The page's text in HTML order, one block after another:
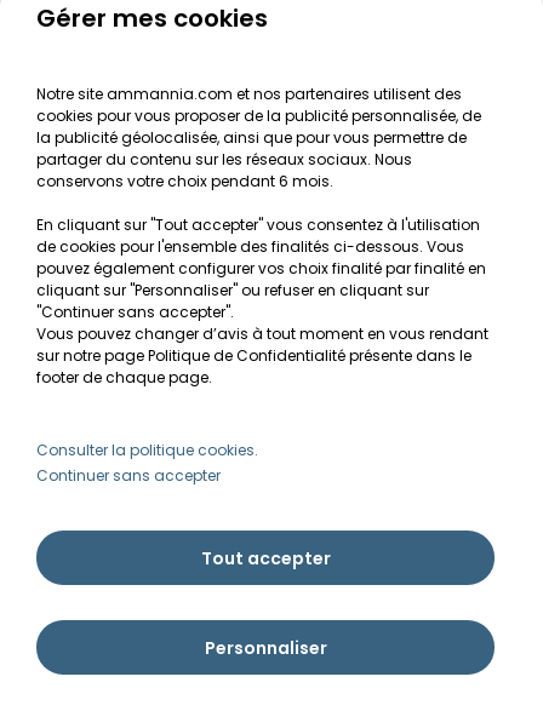
fiche complète
6,00€
ALERTE DISPONIBILITÉ
Limnophila sp. ’Vietnam’ in vitro
: fiche complète
6,00€
5,90€
Nouveauté
Bucephalandra 'Deep Purple' in
Gérer mes cookies
Notre site ammannia.com et nos partenaires utilisent des
cookies pour vous proposer de la publicité personnalisée, de
la publicité géolocalisée, ainsi que pour vous permettre de
partager du contenu sur les réseaux sociaux. Nous
conservons votre choix pendant 6 mois.
En cliquant sur "Tout accepter" vous consentez à l'utilisation
de cookies pour l'ensemble des finalités ci-dessous. Vous
pouvez également configurer vos choix finalité par finalité en
cliquant sur "Personnaliser" ou refuser en cliquant sur
"Continuer sans accepter".
Vous pouvez changer d’avis à tout moment en vous rendant
sur notre page Politique de Confidentialité présente dans le
footer de chaque page.
Consulter la politique cookies.
Continuer sans accepter
Tout accepter
Personnaliser